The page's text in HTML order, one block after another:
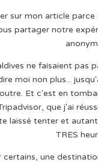
sur mon article
partager notre
ne faisaient
moi non plus...
Et c'est en
que j'ai
laissé tenter et
TRES
une